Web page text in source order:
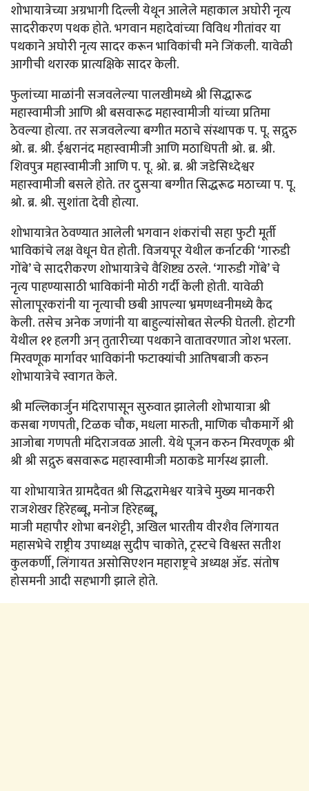
शोभायात्रेच्या अग्रभागी दिल्ली येथून आलेले महाकाल अघोरी नृत्य
सादरीकरण पथक होते. भगवान महादेवांच्या विविध गीतांवर या
पथकाने अघोरी नृत्य सादर करून भाविकांची मने जिंकली. यावेळी
आगीची थरारक प्रात्यक्षिके सादर केली.
फुलांच्या माळांनी सजवलेल्या पालखीमध्ये श्री सिद्धारूढ
महास्वामीजी आणि श्री बसवारूढ महास्वामीजी यांच्या प्रतिमा
ठेवल्या होत्या. तर सजवलेल्या बग्गीत मठाचे संस्थापक प. पू. सद्गुरु
श्रो. ब्र. श्री. ईश्वरानंद महास्वामीजी आणि मठाधिपती श्रो. ब्र. श्री.
शिवपुत्र महास्वामीजी आणि प. पू. श्रो. ब्र. श्री जडेसिध्देश्वर
महास्वामीजी बसले होते. तर दुसऱ्या बग्गीत सिद्धरूढ मठाच्या प. पू.
श्रो. ब्र. श्री. सुशांता देवी होत्या.
शोभायात्रेत ठेवण्यात आलेली भगवान शंकरांची सहा फुटी मूर्ती
भाविकांचे लक्ष वेधून घेत होती. विजयपूर येथील कर्नाटकी ‘गारुडी
गोंबे’ चे सादरीकरण शोभायात्रेचे वैशिष्ट्य ठरले. ‘गारुडी गोंबे’ चे
नृत्य पाहण्यासाठी भाविकांनी मोठी गर्दी केली होती. यावेळी
सोलापूरकरांनी या नृत्याची छबी आपल्या भ्रमणध्वनीमध्ये कैद
केली. तसेच अनेक जणांनी या बाहुल्यांसोबत सेल्फी घेतली. होटगी
येथील ११ हलगी अन् तुतारीच्या पथकाने वातावरणात जोश भरला.
मिरवणूक मार्गावर भाविकांनी फटाक्यांची आतिषबाजी करुन
शोभायात्रेचे स्वागत केले.
श्री मल्लिकार्जुन मंदिरापासून सुरुवात झालेली शोभायात्रा श्री
कसबा गणपती, टिळक चौक, मधला मारुती, माणिक चौकमार्गे श्री
आजोबा गणपती मंदिराजवळ आली. येथे पूजन करुन मिरवणूक श्री
श्री श्री सद्गुरु बसवारूढ महास्वामीजी मठाकडे मार्गस्थ झाली.
या शोभायात्रेत ग्रामदैवत श्री सिद्धरामेश्वर यात्रेचे मुख्य मानकरी
राजशेखर हिरेहब्बू, मनोज हिरेहब्बू,
माजी महापौर शोभा बनशेट्टी, अखिल भारतीय वीरशैव लिंगायत
महासभेचे राष्ट्रीय उपाध्यक्ष सुदीप चाकोते, ट्रस्टचे विश्वस्त सतीश
कुलकर्णी, लिंगायत असोसिएशन महाराष्ट्रचे अध्यक्ष ॲड. संतोष
होसमनी आदी सहभागी झाले होते.